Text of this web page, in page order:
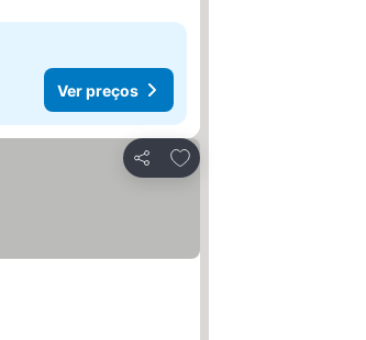
Ver preços
Partilhar
Adicionar aos favoritos